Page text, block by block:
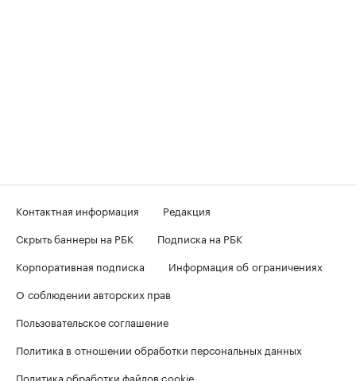
Контактная информация
Редакция
Скрыть баннеры на РБК
Подписка на РБК
Корпоративная подписка
Информация об ограничениях
О соблюдении авторских прав
Пользовательское соглашение
Политика в отношении обработки персональных данных
Политика обработки файлов cookie